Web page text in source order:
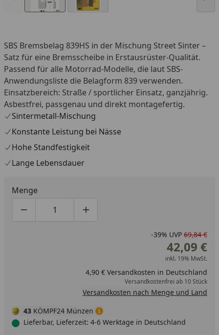
SBS Bremsbelag 839HS in der Mischung Street Sinter –
Satz für eine Bremsscheibe in Erstausrüster-Qualität.
Passend für alle Motorrad-Modelle, die laut SBS-
Anwendungsliste die Belagform 839 verwenden.
Einsatzbereich: Straße / sportlicher Einsatz, ganzjährig.
Asbestfrei, passgenau und direkt montagefertig.
Sintermetall-Mischung
Konstante Leistung bei Nässe
Hohe Standfestigkeit
Lange Lebensdauer
Menge
Produktmenge um eins verringern
Produktmenge manuell eingeben
Produktmenge um eins erhöhen
-39% UVP 69,84 €
42,09 €
inkl. 19% MwSt.
4,90 € Versandkosten in Deutschland
Versandkostenfrei ab 10 Stück
Versandkosten nach Menge und Land
43 KÖMPF24 Münzen
Lieferbar, Lieferzeit: 4-6 Werktage in Deutschland